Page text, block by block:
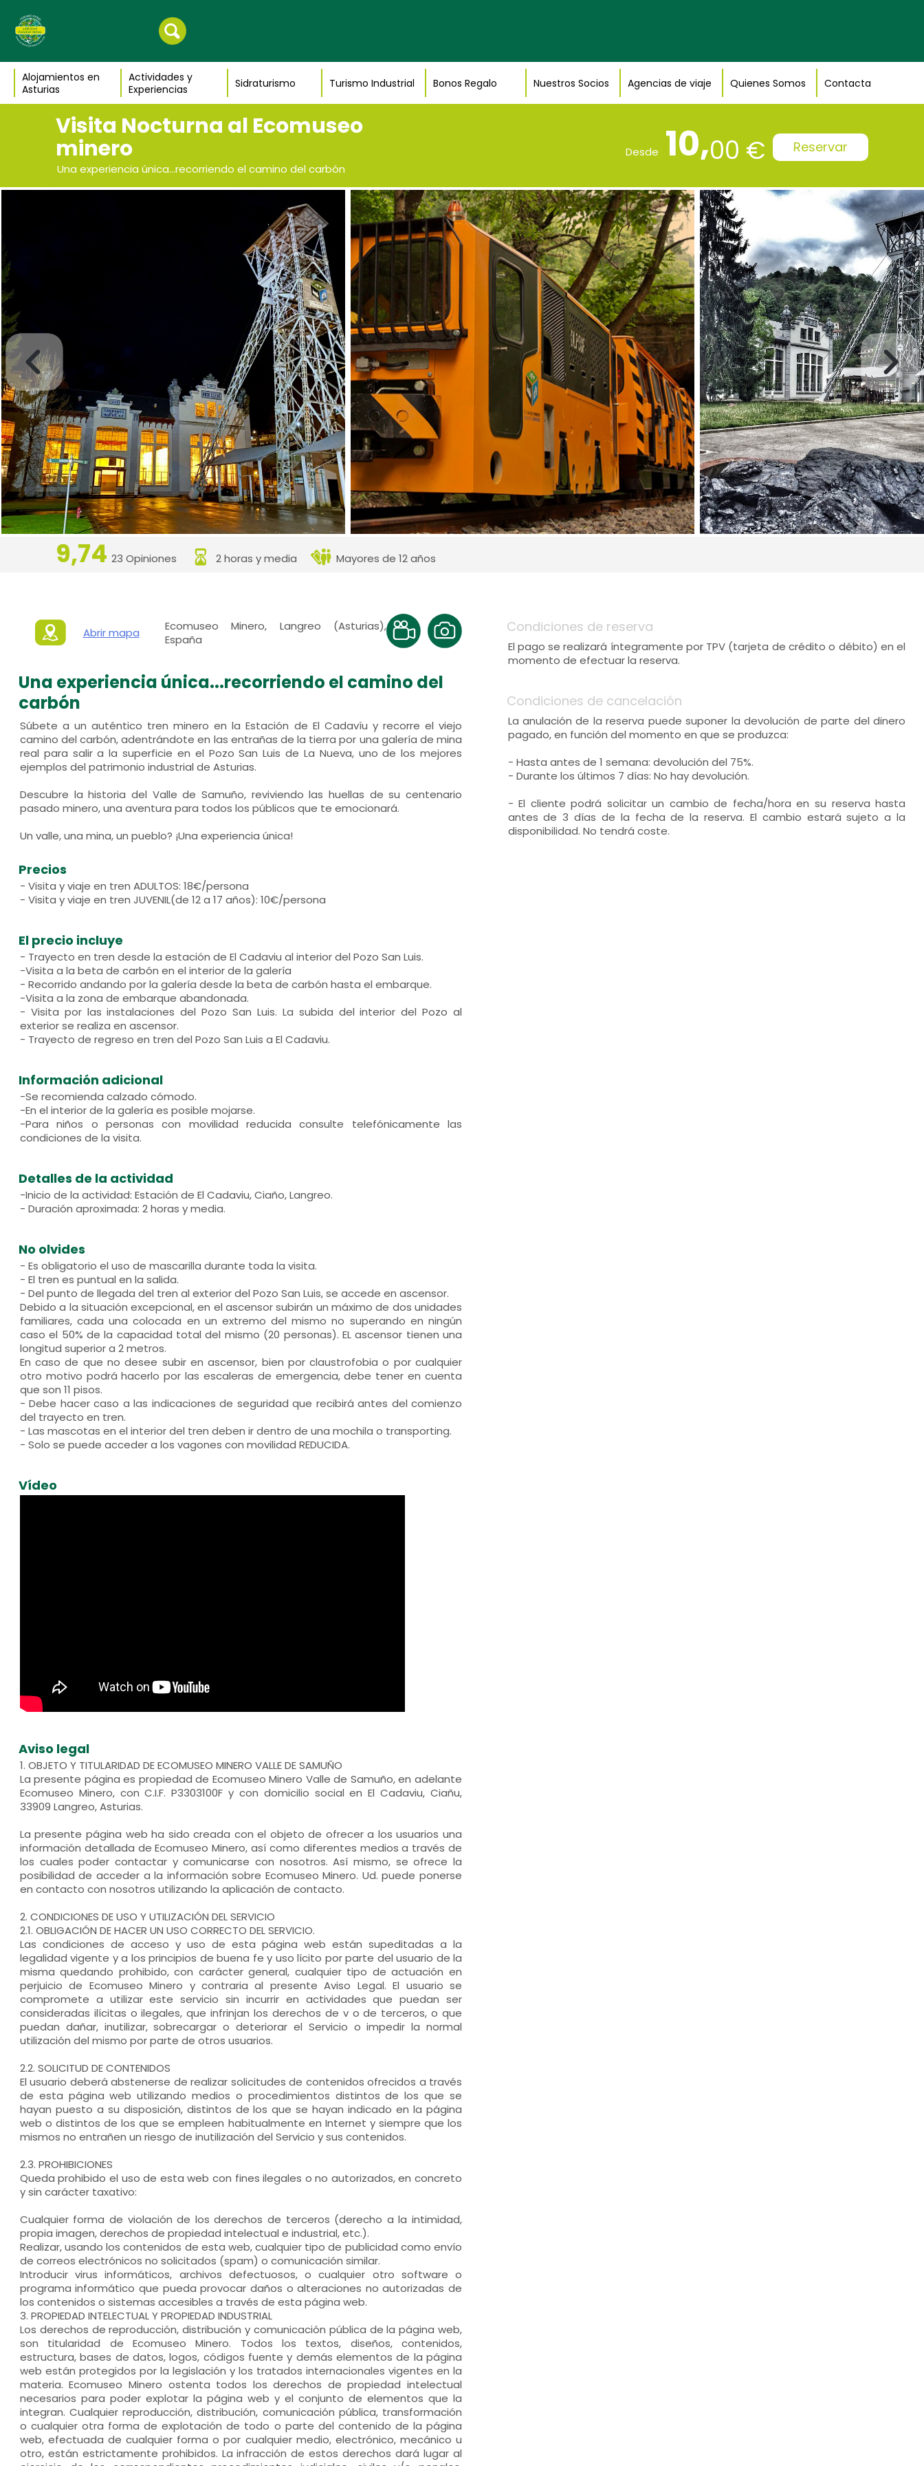
Alojamientos en
Asturias
Actividades y
Experiencias
Sidraturismo Turismo Industrial Bonos Regalo Nuestros Socios Agencias de viaje Quienes Somos Contacta
Visita Nocturna al Ecomuseo
minero
Una experiencia única...recorriendo el camino del carbón
Desde 10,00 € Reservar
9,74 23 Opiniones 2 horas y media Mayores de 12 años
Abrir mapa
Ecomuseo Minero, Langreo (Asturias),
España
Una experiencia única...recorriendo el camino del
carbón
Súbete a un auténtico tren minero en la Estación de El Cadavíu y recorre el viejo
camino del carbón, adentrándote en las entrañas de la tierra por una galería de mina
real para salir a la superficie en el Pozo San Luis de La Nueva, uno de los mejores
ejemplos del patrimonio industrial de Asturias.
Descubre la historia del Valle de Samuño, reviviendo las huellas de su centenario
pasado minero, una aventura para todos los públicos que te emocionará.
Un valle, una mina, un pueblo? ¡Una experiencia única!
Precios
- Visita y viaje en tren ADULTOS: 18€/persona
- Visita y viaje en tren JUVENIL(de 12 a 17 años): 10€/persona
El precio incluye
- Trayecto en tren desde la estación de El Cadaviu al interior del Pozo San Luis.
-Visita a la beta de carbón en el interior de la galería
- Recorrido andando por la galería desde la beta de carbón hasta el embarque.
-Visita a la zona de embarque abandonada.
- Visita por las instalaciones del Pozo San Luis. La subida del interior del Pozo al
exterior se realiza en ascensor.
- Trayecto de regreso en tren del Pozo San Luis a El Cadaviu.
Información adicional
-Se recomienda calzado cómodo.
-En el interior de la galería es posible mojarse.
-Para niños o personas con movilidad reducida consulte telefónicamente las
condiciones de la visita.
Detalles de la actividad
-Inicio de la actividad: Estación de El Cadaviu, Ciaño, Langreo.
- Duración aproximada: 2 horas y media.
No olvides
- Es obligatorio el uso de mascarilla durante toda la visita.
- El tren es puntual en la salida.
- Del punto de llegada del tren al exterior del Pozo San Luis, se accede en ascensor.
Debido a la situación excepcional, en el ascensor subirán un máximo de dos unidades
familiares, cada una colocada en un extremo del mismo no superando en ningún
caso el 50% de la capacidad total del mismo (20 personas). EL ascensor tienen una
longitud superior a 2 metros.
En caso de que no desee subir en ascensor, bien por claustrofobia o por cualquier
otro motivo podrá hacerlo por las escaleras de emergencia, debe tener en cuenta
que son 11 pisos.
- Debe hacer caso a las indicaciones de seguridad que recibirá antes del comienzo
del trayecto en tren.
- Las mascotas en el interior del tren deben ir dentro de una mochila o transporting.
- Solo se puede acceder a los vagones con movilidad REDUCIDA.
Vídeo
Aviso legal
1. OBJETO Y TITULARIDAD DE ECOMUSEO MINERO VALLE DE SAMUÑO
La presente página es propiedad de Ecomuseo Minero Valle de Samuño, en adelante
Ecomuseo Minero, con C.I.F. P3303100F y con domicilio social en El Cadaviu, Ciañu,
33909 Langreo, Asturias.
La presente página web ha sido creada con el objeto de ofrecer a los usuarios una
información detallada de Ecomuseo Minero, así como diferentes medios a través de
los cuales poder contactar y comunicarse con nosotros. Así mismo, se ofrece la
posibilidad de acceder a la información sobre Ecomuseo Minero. Ud. puede ponerse
en contacto con nosotros utilizando la aplicación de contacto.
2. CONDICIONES DE USO Y UTILIZACIÓN DEL SERVICIO
2.1. OBLIGACIÓN DE HACER UN USO CORRECTO DEL SERVICIO.
Las condiciones de acceso y uso de esta página web están supeditadas a la
legalidad vigente y a los principios de buena fe y uso lícito por parte del usuario de la
misma quedando prohibido, con carácter general, cualquier tipo de actuación en
perjuicio de Ecomuseo Minero y contraria al presente Aviso Legal. El usuario se
compromete a utilizar este servicio sin incurrir en actividades que puedan ser
consideradas ilícitas o ilegales, que infrinjan los derechos de v o de terceros, o que
puedan dañar, inutilizar, sobrecargar o deteriorar el Servicio o impedir la normal
utilización del mismo por parte de otros usuarios.
2.2. SOLICITUD DE CONTENIDOS
El usuario deberá abstenerse de realizar solicitudes de contenidos ofrecidos a través
de esta página web utilizando medios o procedimientos distintos de los que se
hayan puesto a su disposición, distintos de los que se hayan indicado en la página
web o distintos de los que se empleen habitualmente en Internet y siempre que los
mismos no entrañen un riesgo de inutilización del Servicio y sus contenidos.
2.3. PROHIBICIONES
Queda prohibido el uso de esta web con fines ilegales o no autorizados, en concreto
y sin carácter taxativo:
Cualquier forma de violación de los derechos de terceros (derecho a la intimidad,
propia imagen, derechos de propiedad intelectual e industrial, etc.).
Realizar, usando los contenidos de esta web, cualquier tipo de publicidad como envío
de correos electrónicos no solicitados (spam) o comunicación similar.
Introducir virus informáticos, archivos defectuosos, o cualquier otro software o
programa informático que pueda provocar daños o alteraciones no autorizadas de
los contenidos o sistemas accesibles a través de esta página web.
3. PROPIEDAD INTELECTUAL Y PROPIEDAD INDUSTRIAL
Los derechos de reproducción, distribución y comunicación pública de la página web,
son titularidad de Ecomuseo Minero. Todos los textos, diseños, contenidos,
estructura, bases de datos, logos, códigos fuente y demás elementos de la página
web están protegidos por la legislación y los tratados internacionales vigentes en la
materia. Ecomuseo Minero ostenta todos los derechos de propiedad intelectual
necesarios para poder explotar la página web y el conjunto de elementos que la
integran. Cualquier reproducción, distribución, comunicación pública, transformación
o cualquier otra forma de explotación de todo o parte del contenido de la página
web, efectuada de cualquier forma o por cualquier medio, electrónico, mecánico u
otro, están estrictamente prohibidos. La infracción de estos derechos dará lugar al
Condiciones de reserva
El pago se realizará íntegramente por TPV (tarjeta de crédito o débito) en el
momento de efectuar la reserva.
Condiciones de cancelación
La anulación de la reserva puede suponer la devolución de parte del dinero
pagado, en función del momento en que se produzca:
- Hasta antes de 1 semana: devolución del 75%.
- Durante los últimos 7 días: No hay devolución.
- El cliente podrá solicitar un cambio de fecha/hora en su reserva hasta
antes de 3 días de la fecha de la reserva. El cambio estará sujeto a la
disponibilidad. No tendrá coste.